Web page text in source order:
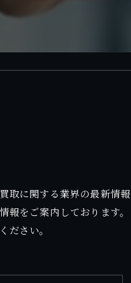
取に関する業界の最新情
報をご案内しております
ださい。